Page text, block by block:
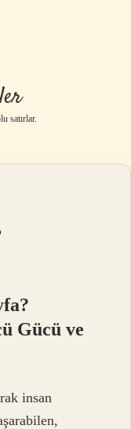
satırlar.
Gücü ve
insan